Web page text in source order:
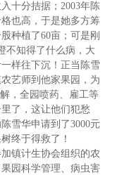
十分拮据；2003年陈
也高，于是她多方筹
种植了60亩；可是刚
不知得了什么病，大
样往下沉！正当陈雪
艺师到他家果园，为
，全园喷药、雇工等
了，这让他们犯愁
雪华申请到了3000元
终于得救了！
镇计生协会组织的农
园科学管理、病虫害